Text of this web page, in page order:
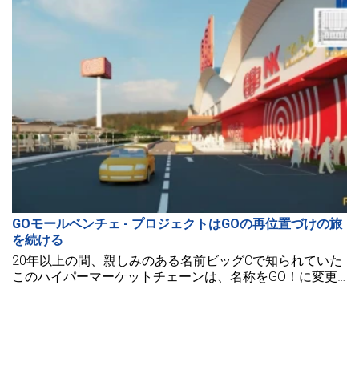
GOモールベンチェ - プロジェクトはGOの再位置づけの旅
を続ける
20年以上の間、親しみのある名前ビッグCで知られていた
このハイパーマーケットチェーンは、名称をGO！に変更